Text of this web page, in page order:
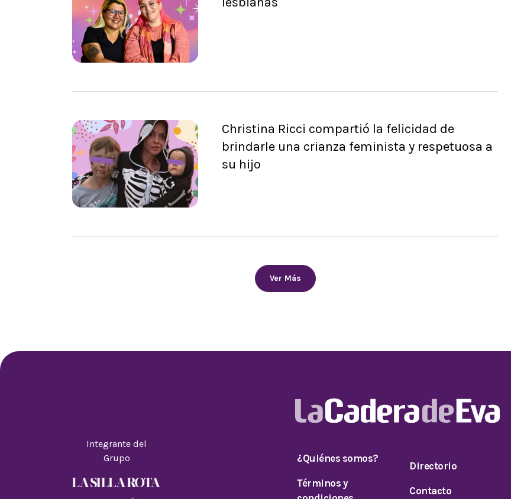
Christina Ricci compartió la felicidad de
brindarle una crianza feminista y respetuosa a
su hijo
Ver Más
Integrante del
Grupo
¿Quiénes somos?
Términos y
Directorio
Contacto